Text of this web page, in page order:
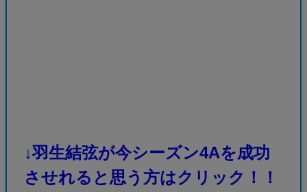
↓羽生結弦が今シーズン4Aを成功
させれると思う方はクリック！！